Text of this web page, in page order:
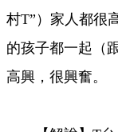
村T”）家人都很
的孩子都一起（
高興，很興奮。